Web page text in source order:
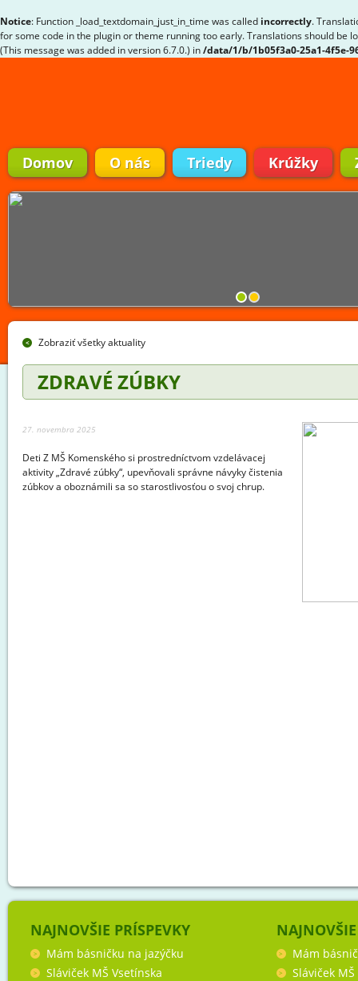
Notice: Function _load_textdomain_just_in_time was called incorrectly.
for some code in the plugin or theme running too early. Translations should be
(This message was added in version 6.7.0.) in/data/1/b/1b05f3a0-25a1-4f5e-
Domov O nás Triedy Krúžky
Zobraziť všetky aktuality
ZDRAVÉ ZÚBKY
27. novembra 2025
Deti Z MŠ Komenského si prostredníctvom vzdelávacej
aktivity „Zdravé zúbky“, upevňovali správne návyky čistenia
zúbkov a oboznámili sa so starostlivosťou o svoj chrup.
NAJNOVŠIE PRÍSPEVKY
Mám básničku na jazýčku
Sláviček MŠ Vsetínska
Mám
Sláviček